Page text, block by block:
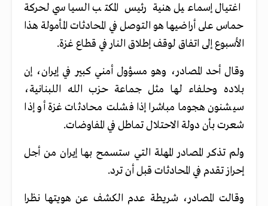
اغتيال إسماعيل هنية رئيس المكتب السياسي لحركة
حماس على أراضيها هو التوصل في المحادثات المأمولة هذا
الأسبوع إلى اتفاق لوقف إطلاق النار في قطاع غزة.
وقال أحد المصادر، وهو مسؤول أمني كبير في إيران، إن
بلاده وحلفاء لها مثل جماعة حزب الله اللبنانية،
سيشنون هجوما مباشرا إذا فشلت محادثات غزة أو إذا
شعرت بأن دولة الاحتلال تماطل في المفاوضات.
ولم تذكر المصادر المهلة التي ستسمح بها إيران من أجل
إحراز تقدم في المحادثات قبل أن ترد.
وقالت المصادر، شريطة عدم الكشف عن هويتها نظرا